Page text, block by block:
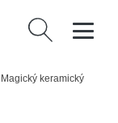
Vyhledávání
Magický keramický